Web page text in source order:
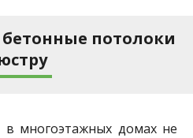
потолоки
в многоэтажных домах не